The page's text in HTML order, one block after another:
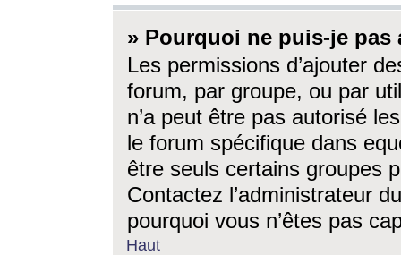
» Pourquoi ne puis-je
Les permissions d’ajouter
forum, par groupe, ou par
n’a peut être pas autorisé
le forum spécifique dans
être seuls certains groupes
Contactez l’administrateur
pourquoi vous n’êtes pas
Haut